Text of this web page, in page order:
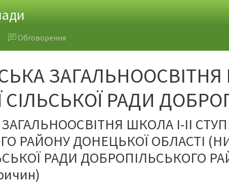
Обговорення
СІЛЬСЬКОЇ РАДИ
ШКОЛА I-II
РАЙОНУ ДОНЕЦЬКОЇ ОБЛАСТІ
РАДИ ДОБРОПІЛЬСЬКОГО